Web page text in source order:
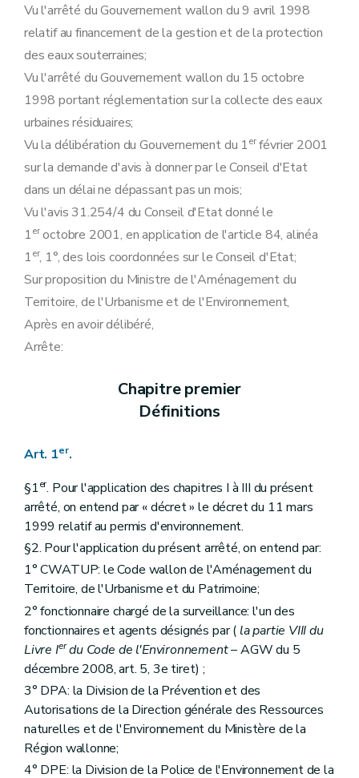
Art. 135
Art. 136
Art. 137
Art. 138
Art. 139
Art. 140
Art. 141
Art. 142
Art. 143
Art. 144
Art. 145
Art. 146
Art. 147
Art. 148
Art. 149
Art. 150
Art. 151
Art. 153
Art. 154
Art. 155
Art. 156
Art. 160
Art. 166
Art. 167
Art. 168
Art. 169
Art. 170
Art. 171
Art. 172
Art. 173
Art. 174
Art. 175
Art. 176
Sous-section 3 Déchets
Art. 177
Art. 178
Art. 179
Art. 180
Art. 181
Art. 182
Art. 183
Art. 184
Vu l'arrêté du Gouvernement wallon du 9 avril 1998
relatif au financement de la gestion et de la protection
des eaux souterraines;
Vu l'arrêté du Gouvernement wallon du 15 octobre
1998 portant réglementation sur la collecte des eaux
urbaines résiduaires;
Vu la délibération du Gouvernement du 1erfévrier 2001
sur la demande d'avis à donner par le Conseil d'Etat
dans un délai ne dépassant pas un mois;
Vu l'avis 31.254/4 du Conseil d'Etat donné le
1eroctobre 2001, en application de l'article 84, alinéa
1er, 1°, des lois coordonnées sur le Conseil d'Etat;
Sur proposition du Ministre de l'Aménagement du
Territoire, de l'Urbanisme et de l'Environnement,
Après en avoir délibéré,
Arrête:
Chapitre premier
Définitions
Art. 1er.
§1er. Pour l'application des chapitres I à III du présent
arrêté, on entend par « décret » le décret du 11 mars
1999 relatif au permis d'environnement.
§2. Pour l'application du présent arrêté, on entend par:
1° CWATUP: le Code wallon de l'Aménagement du
Territoire, de l'Urbanisme et du Patrimoine;
2° fonctionnaire chargé de la surveillance: l'un des
fonctionnaires et agents désignés par ( la partie VIII du
Livre Ierdu Code de l'Environnement– AGW du 5
décembre 2008, art. 5, 3e tiret) ;
3° DPA: la Division de la Prévention et des
Autorisations de la Direction générale des Ressources
naturelles et de l'Environnement du Ministère de la
Région wallonne;
4° DPE: la Division de la Police de l'Environnement de la